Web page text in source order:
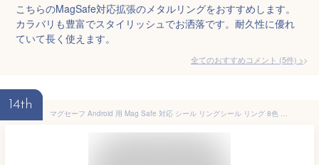
こちらのMagSafe対応拡張のメタルリングをおすすめします。
カラバリも豊富でスタイリッシュでお洒落です。耐久性に優れ
ていて長く使えます。
全てのおすすめコメント (5件) >
14th
マグセーフ Android 用 Mag Safe 対応 シール リングシール リング 8色 Qi をマグセーフに対応させるシール エクスペリア ギャラクシー 送料無料 MagSafe